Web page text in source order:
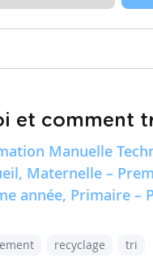
et comment
Manuelle
Maternelle –
année, Primaire –
recyclage tri